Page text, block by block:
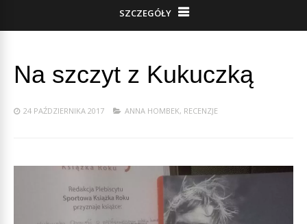
SZCZEGÓŁY
Na szczyt z Kukuczką
24 PAŹDZIERNIKA 2017 ANNA HOMBEK, RECENZJE